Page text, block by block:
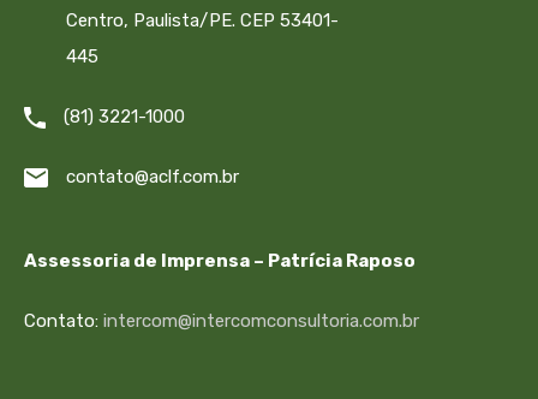
Centro, Paulista/PE. CEP 53401-
445
(81) 3221-1000
contato@aclf.com.br
Assessoria de Imprensa – Patrícia Raposo
Contato: intercom@intercomconsultoria.com.br